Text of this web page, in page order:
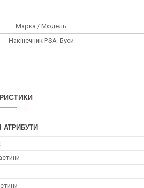
Марка / Модель
Накінечник PSA_Буси
АТРИБУТИ